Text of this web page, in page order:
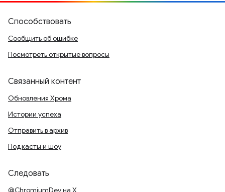
Способствовать
Сообщить об ошибке
Посмотреть открытые вопросы
Связанный контент
Обновления Хрома
Истории успеха
Отправить в архив
Подкасты и шоу
Следовать
@ChromiumDev на X